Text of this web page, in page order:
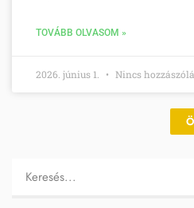
TOVÁBB OLVASOM »
2026. június 1. Nincs